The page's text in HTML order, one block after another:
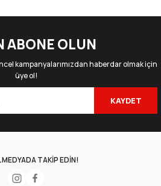
ABONE OLUN
kampanyalarımızdan haberdar olmak için
üye ol!
KAYDET
MEDYADA TAKİP EDİN!